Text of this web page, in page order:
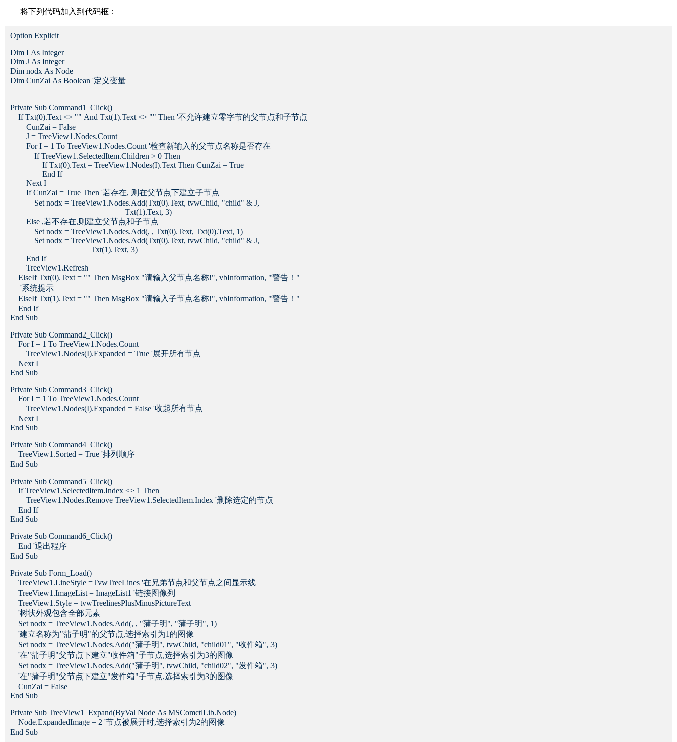
将下列代码加入到代码框：
Option Explicit
Dim I As Integer
Dim J As Integer
Dim nodx As Node
Dim CunZai As Boolean '定义变量
Private Sub Command1_Click()
If Txt(0).Text <> "" And Txt(1).Text <> "" Then '不允许建立零字节的父节点和子节点
CunZai = False
J = TreeView1.Nodes.Count
For I = 1 To TreeView1.Nodes.Count '检查新输入的父节点名称是否存在
If TreeView1.SelectedItem.Children > 0 Then
If Txt(0).Text = TreeView1.Nodes(I).Text Then CunZai = True
End If
Next I
If CunZai = True Then '若存在, 则在父节点下建立子节点
Set nodx = TreeView1.Nodes.Add(Txt(0).Text, tvwChild, "child" & J,
Txt(1).Text, 3)
Else ,若不存在,则建立父节点和子节点
Set nodx = TreeView1.Nodes.Add(, , Txt(0).Text, Txt(0).Text, 1)
Set nodx = TreeView1.Nodes.Add(Txt(0).Text, tvwChild, "child" & J,_
Txt(1).Text, 3)
End If
TreeView1.Refresh
ElseIf Txt(0).Text = "" Then MsgBox "请输入父节点名称!", vbInformation, "警告！"
'系统提示
ElseIf Txt(1).Text = "" Then MsgBox "请输入子节点名称!", vbInformation, "警告！"
End If
End Sub
Private Sub Command2_Click()
For I = 1 To TreeView1.Nodes.Count
TreeView1.Nodes(I).Expanded = True '展开所有节点
Next I
End Sub
Private Sub Command3_Click()
For I = 1 To TreeView1.Nodes.Count
TreeView1.Nodes(I).Expanded = False '收起所有节点
Next I
End Sub
Private Sub Command4_Click()
TreeView1.Sorted = True '排列顺序
End Sub
Private Sub Command5_Click()
If TreeView1.SelectedItem.Index <> 1 Then
TreeView1.Nodes.Remove TreeView1.SelectedItem.Index '删除选定的节点
End If
End Sub
Private Sub Command6_Click()
End '退出程序
End Sub
Private Sub Form_Load()
TreeView1.LineStyle =TvwTreeLines '在兄弟节点和父节点之间显示线
TreeView1.ImageList = ImageList1 '链接图像列
TreeView1.Style = tvwTreelinesPlusMinusPictureText
'树状外观包含全部元素
Set nodx = TreeView1.Nodes.Add(, , "蒲子明", "蒲子明", 1)
'建立名称为"蒲子明"的父节点,选择索引为1的图像
Set nodx = TreeView1.Nodes.Add("蒲子明", tvwChild, "child01", "收件箱", 3)
'在"蒲子明"父节点下建立"收件箱"子节点,选择索引为3的图像
Set nodx = TreeView1.Nodes.Add("蒲子明", tvwChild, "child02", "发件箱", 3)
'在"蒲子明"父节点下建立"发件箱"子节点,选择索引为3的图像
CunZai = False
End Sub
Private Sub TreeView1_Expand(ByVal Node As MSComctlLib.Node)
Node.ExpandedImage = 2 '节点被展开时,选择索引为2的图像
End Sub